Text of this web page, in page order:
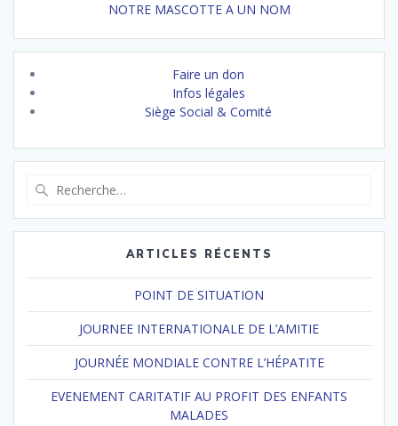
NOTRE MASCOTTE A UN NOM
Faire un don
Infos légales
Siège Social & Comité
:
ARTICLES RÉCENTS
POINT DE SITUATION
JOURNEE INTERNATIONALE DE L’AMITIE
JOURNÉE MONDIALE CONTRE L’HÉPATITE
EVENEMENT CARITATIF AU PROFIT DES ENFANTS
MALADES